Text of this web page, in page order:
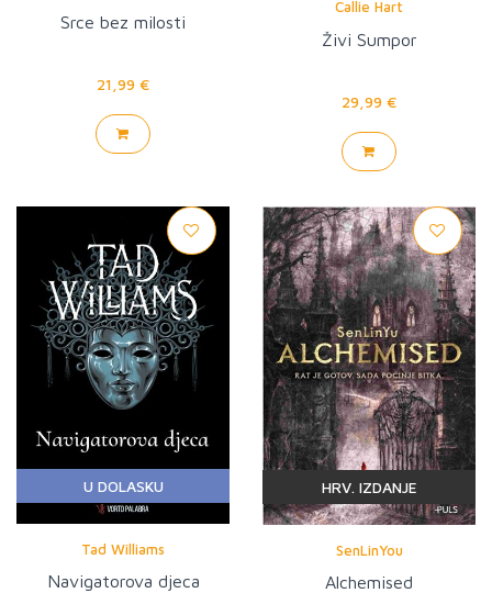
Srce bez milosti
21,99 €
Callie Hart
Živi Sumpor
29,99 €
U DOLASKU
Tad Williams
Navigatorova djeca
HRV. IZDANJE
SenLinYou
Alchemised